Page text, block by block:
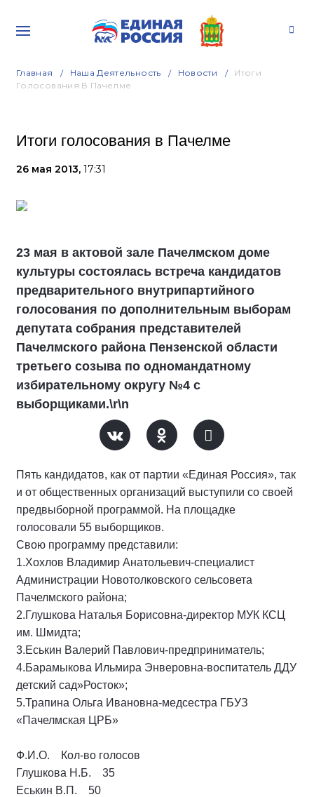
Главная Наша Деятельность Новости
Итоги
Голосования В Пачелме
Итоги голосования в Пачелме
26 мая 2013, 17:31
23 мая в актовой зале Пачелмском доме
культуры состоялась встреча кандидатов
предварительного внутрипартийного
голосования по дополнительным выборам
депутата собрания представителей
Пачелмского района Пензенской области
третьего созыва по одномандатному
избирательному округу №4 с
выборщиками.\r\n
Пять кандидатов, как от партии «Единая Россия», так
и от общественных организаций выступили со своей
предвыборной программой. На площадке
голосовали 55 выборщиков.
Свою программу представили:
1.Хохлов Владимир Анатольевич-специалист
Администрации Новотолковского сельсовета
Пачелмского района;
2.Глушкова Наталья Борисовна-директор МУК КСЦ
им. Шмидта;
3.Еськин Валерий Павлович-предприниматель;
4.Барамыкова Ильмира Энверовна-воспитатель ДДУ
детский сад»Росток»;
5.Трапина Ольга Ивановна-медсестра ГБУЗ
«Пачелмская ЦРБ»
Ф.И.О. Кол-во голосов
Глушкова Н.Б. 35
Еськин В.П. 50